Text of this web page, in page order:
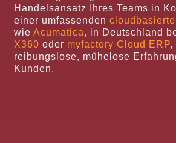
Handelsansatz Ihres Teams in
einer umfassenden
wieAcumatica, in Deutschland
X360 oder myfactory Cloud ERP,
reibungslose, mühelose
Kunden.